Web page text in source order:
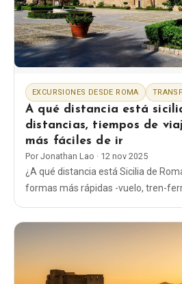
Blog
Tienda
Todos los recuerdos
Posters
T-Shirts
Fridge Magnets
EXCURSIONES DESDE ROMA
A qué distancia está
distancias, tiempos de
más fáciles de ir
Por Jonathan Lao · 12 nov 2025
¿A qué distancia está Sicilia de
formas más rápidas -vuelo, tren-
planificación.